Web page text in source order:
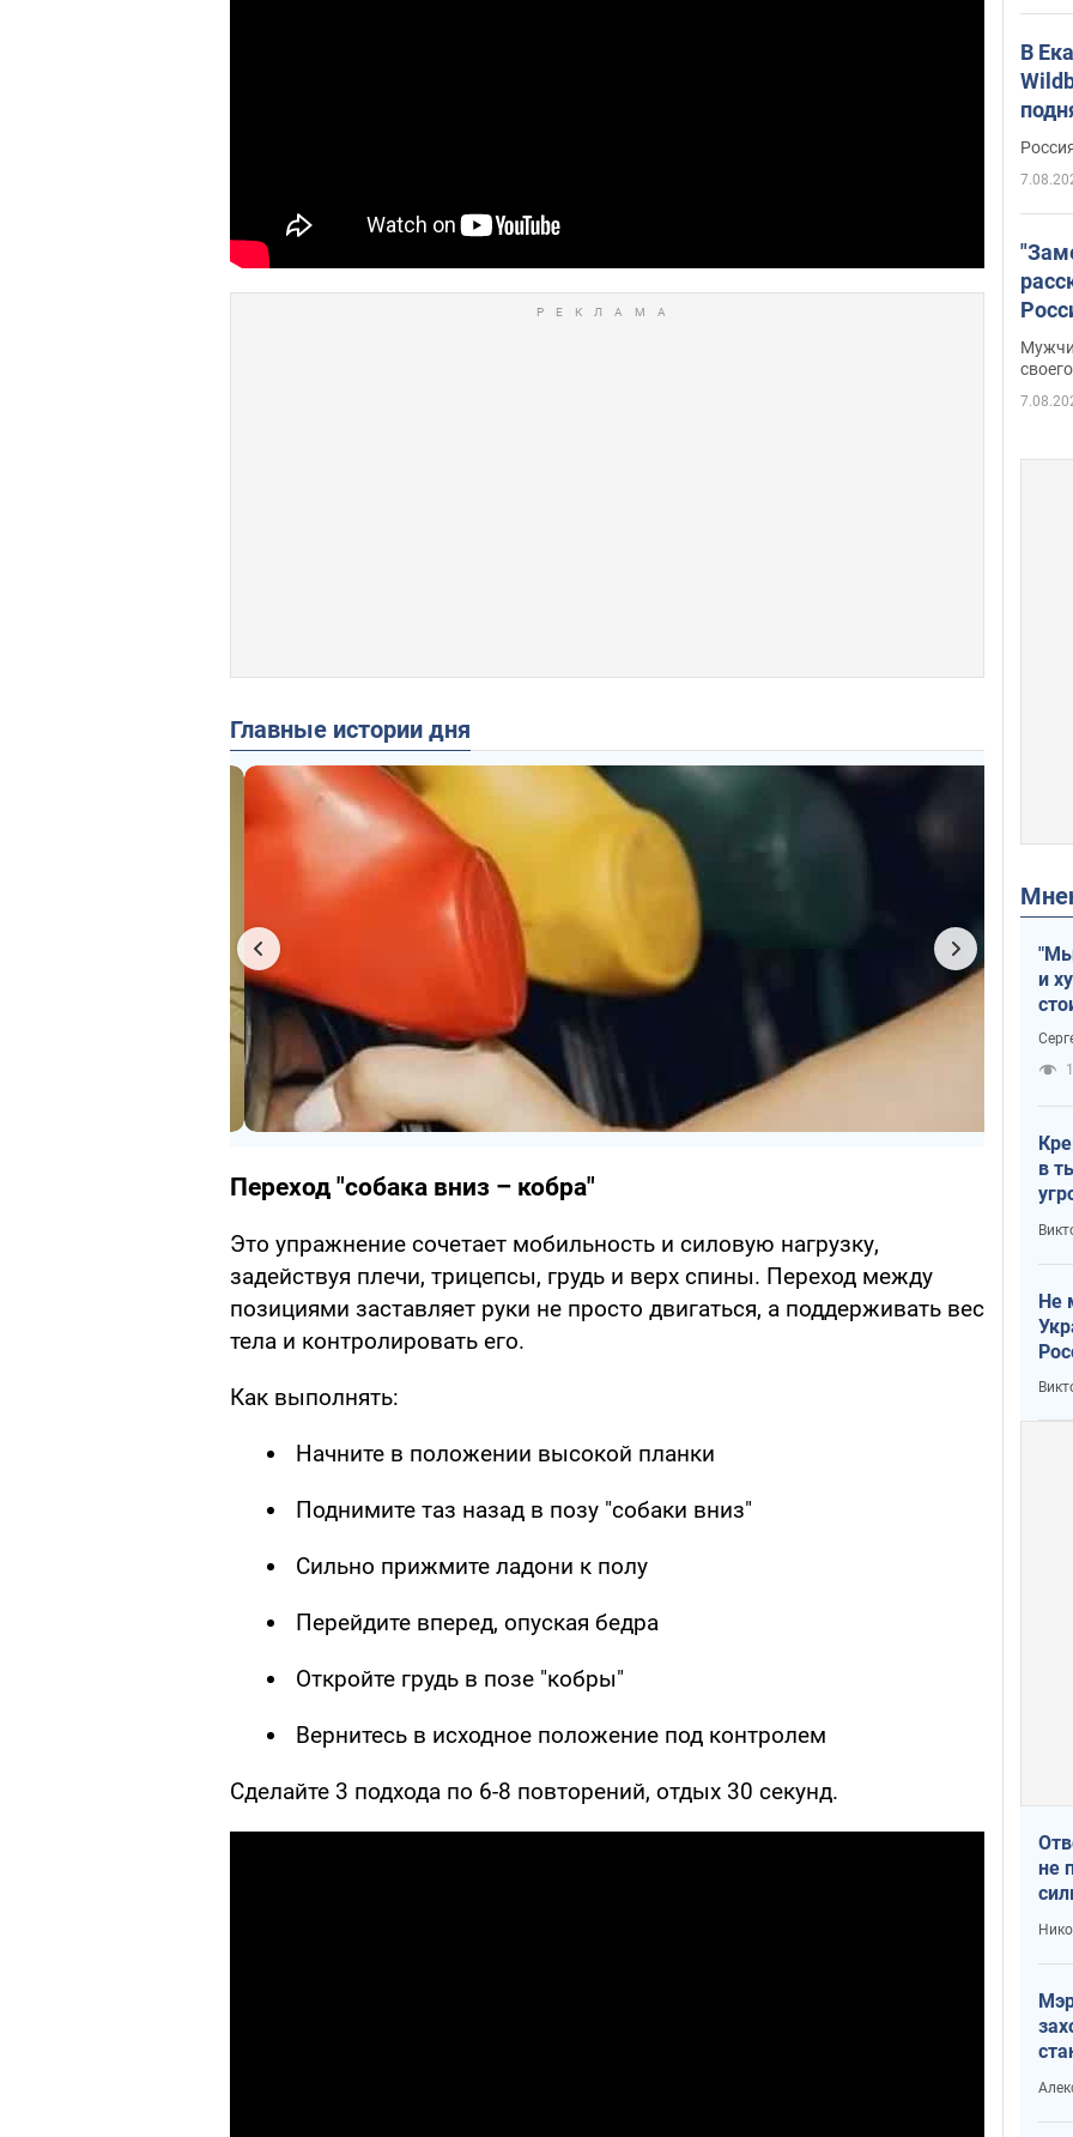
Главные истории дня
Переход "собака вниз – кобра"
Это упражнение сочетает мобильность и силовую нагрузку,
задействуя плечи, трицепсы, грудь и верх спины. Переход между
позициями заставляет руки не просто двигаться, а поддерживать вес
тела и контролировать его.
Как выполнять:
Начните в положении высокой планки
Поднимите таз назад в позу "собаки вниз"
Сильно прижмите ладони к полу
Перейдите вперед, опуская бедра
Откройте грудь в позе "кобры"
Вернитесь в исходное положение под контролем
Сделайте 3 подхода по 6-8 повторений, отдых 30 секунд.
В
Фото
и
в
Не
не
и